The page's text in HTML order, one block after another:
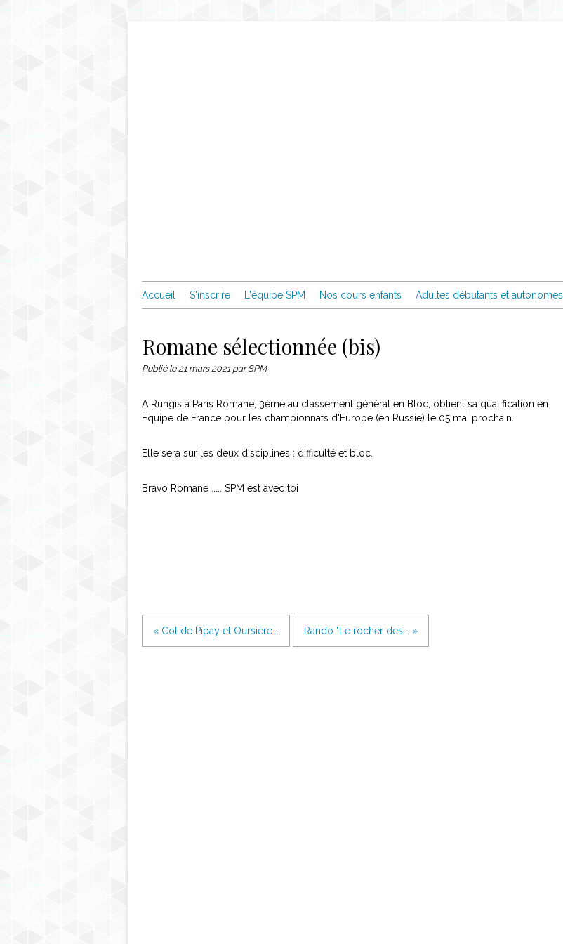
Accueil S'inscrire L'équipe SPM Nos cours enfants Adultes débutants et autonomes
Romane sélectionnée (bis)
Publié le21 mars 2021 par SPM
A Rungis à Paris Romane, 3ème au classement général en Bloc, obtient sa qualification en
Équipe de France pour les championnats d'Europe (en Russie) le 05 mai prochain.
Elle sera sur les deux disciplines : difficulté et bloc.
Bravo Romane ..... SPM est avec toi
« Col de Pipay et Oursière... Rando "Le rocher des... »